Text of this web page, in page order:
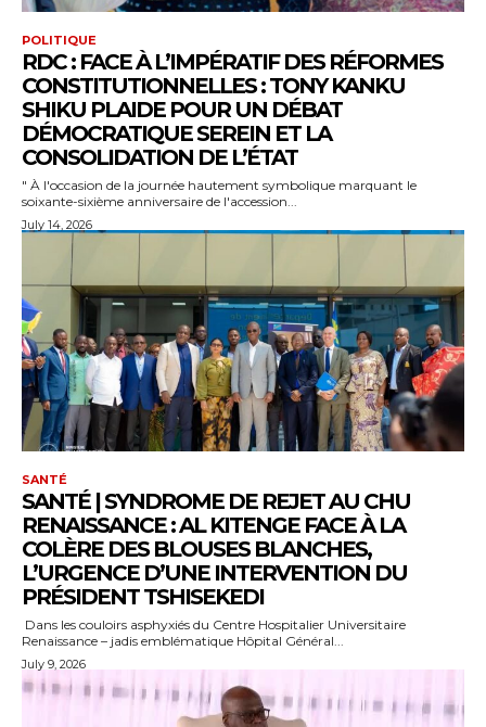
POLITIQUE
RDC : FACE À L’IMPÉRATIF DES RÉFORMES
CONSTITUTIONNELLES : TONY KANKU
SHIKU PLAIDE POUR UN DÉBAT
DÉMOCRATIQUE SEREIN ET LA
CONSOLIDATION DE L’ÉTAT
" À l'occasion de la journée hautement symbolique marquant le
soixante-sixième anniversaire de l'accession...
July 14, 2026
SANTÉ
SANTÉ | SYNDROME DE REJET AU CHU
RENAISSANCE : AL KITENGE FACE À LA
COLÈRE DES BLOUSES BLANCHES,
L’URGENCE D’UNE INTERVENTION DU
PRÉSIDENT TSHISEKEDI
Dans les couloirs asphyxiés du Centre Hospitalier Universitaire
Renaissance – jadis emblématique Hôpital Général...
July 9, 2026